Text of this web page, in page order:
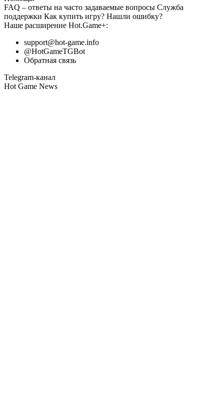
FAQ – ответы на часто задаваемые вопросы Служба
поддержки Как купить игру? Нашли ошибку?
Наше расширение Hot.Game+:
support@hot-game.info
@HotGameTGBot
Обратная связь
Telegram-канал
Hot Game News